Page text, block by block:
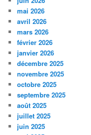
mai 2026
avril 2026
mars 2026
février 2026
janvier 2026
décembre 2025
novembre 2025
octobre 2025
septembre 2025
août 2025
juillet 2025
juin 2025